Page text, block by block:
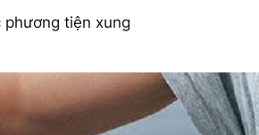
tiện xung